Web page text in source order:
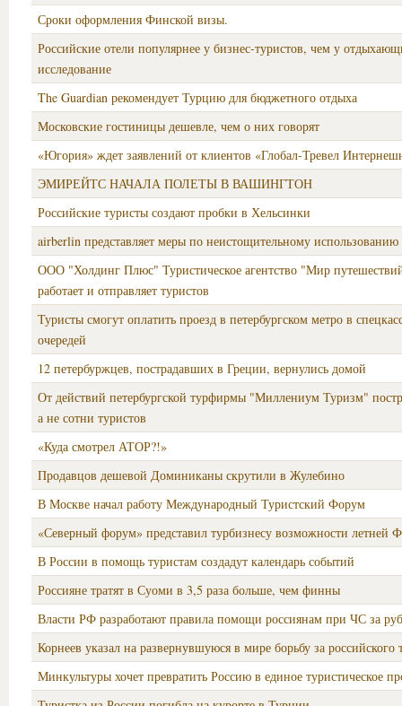
Сроки оформления Финской визы.
Российские отели популярнее у бизнес-туристов, чем у
исследование
The Guardian рекомендует Турцию для бюджетного отдыха
Московские гостиницы дешевле, чем о них говорят
«Югория» ждет заявлений от клиентов «Глобал-Тревел
ЭМИРЕЙТС НАЧАЛА ПОЛЕТЫ В ВАШИНГТОН
Российские туристы создают пробки в Хельсинки
airberlin представляет меры по неистощительному использованию
ООО "Холдинг Плюс" Туристическое агентство "Мир
работает и отправляет туристов
Туристы смогут оплатить проезд в петербургском метро в
очередей
12 петербуржцев, пострадавших в Греции, вернулись домой
От действий петербургской турфирмы "Миллениум Туризм"
а не сотни туристов
«Куда смотрел АТОР?!»
Продавцов дешевой Доминиканы скрутили в Жулебино
В Москве начал работу Международный Туристский Форум
«Северный форум» представил турбизнесу возможности летней
В России в помощь туристам создадут календарь событий
Россияне тратят в Суоми в 3,5 раза больше, чем финны
Власти РФ разработают правила помощи россиянам при ЧС за
Корнеев указал на развернувшуюся в мире борьбу за российского
Минкультуры хочет превратить Россию в единое туристическое